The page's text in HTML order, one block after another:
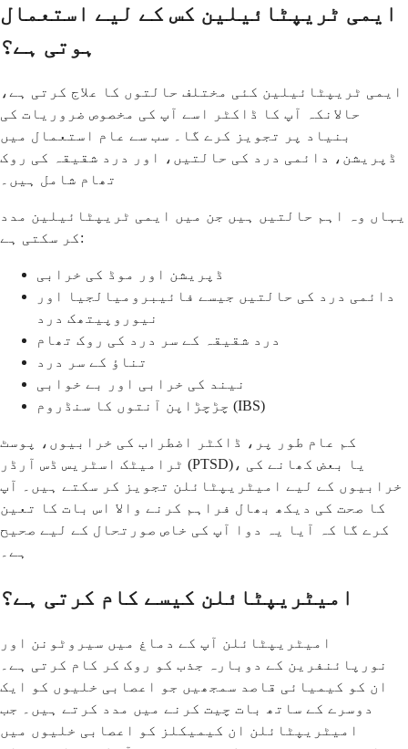
ایمی ٹریپٹائیلین کس کے لیے استعمال
ہوتی ہے؟
ایمی ٹریپٹائیلین کئی مختلف حالتوں کا علاج کرتی ہے،
حالانکہ آپ کا ڈاکٹر اسے آپ کی مخصوص ضروریات کی
بنیاد پر تجویز کرے گا۔ سب سے عام استعمال میں
ڈپریشن، دائمی درد کی حالتیں، اور درد شقیقہ کی روک
تھام شامل ہیں۔
یہاں وہ اہم حالتیں ہیں جن میں ایمی ٹریپٹائیلین مدد
کر سکتی ہے:
ڈپریشن اور موڈ کی خرابی
دائمی درد کی حالتیں جیسے فائیبرومیالجیا اور
نیوروپیتھک درد
درد شقیقہ کے سر درد کی روک تھام
تناؤ کے سر درد
نیند کی خرابی اور بے خوابی
چڑچڑاپن آنتوں کا سنڈروم (IBS)
کم عام طور پر، ڈاکٹر اضطراب کی خرابیوں، پوسٹ
ٹرامیٹک اسٹریس ڈس آرڈر (PTSD)، یا بعض کھانے کی
خرابیوں کے لیے امیٹریپٹائلن تجویز کر سکتے ہیں۔ آپ
کا صحت کی دیکھ بھال فراہم کرنے والا اس بات کا تعین
کرے گا کہ آیا یہ دوا آپ کی خاص صورتحال کے لیے صحیح
ہے۔
امیٹریپٹائلن کیسے کام کرتی ہے؟
امیٹریپٹائلن آپ کے دماغ میں سیروٹونن اور
نورپائنفرین کے دوبارہ جذب کو روک کر کام کرتی ہے۔
ان کو کیمیائی قاصد سمجھیں جو اعصابی خلیوں کو ایک
دوسرے کے ساتھ بات چیت کرنے میں مدد کرتے ہیں۔ جب
امیٹریپٹائلن ان کیمیکلز کو اعصابی خلیوں میں